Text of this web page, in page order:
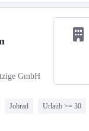
GmbH
Jobrad Urlaub >= 30